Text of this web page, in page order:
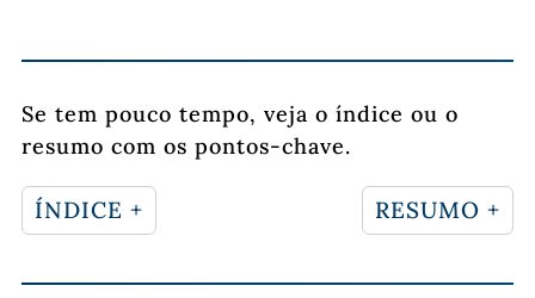
Se tem pouco tempo, veja o índice ou o
resumo com os pontos-chave.
ÍNDICE + RESUMO +